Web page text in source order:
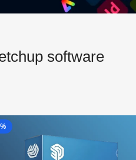
software